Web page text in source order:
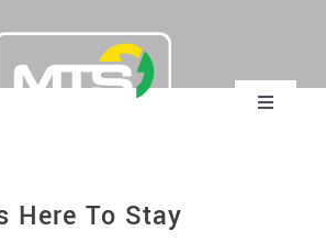
Toggle
Here To Stay